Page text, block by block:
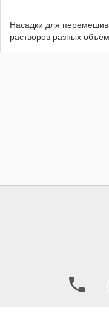
Насадки для
растворов разных